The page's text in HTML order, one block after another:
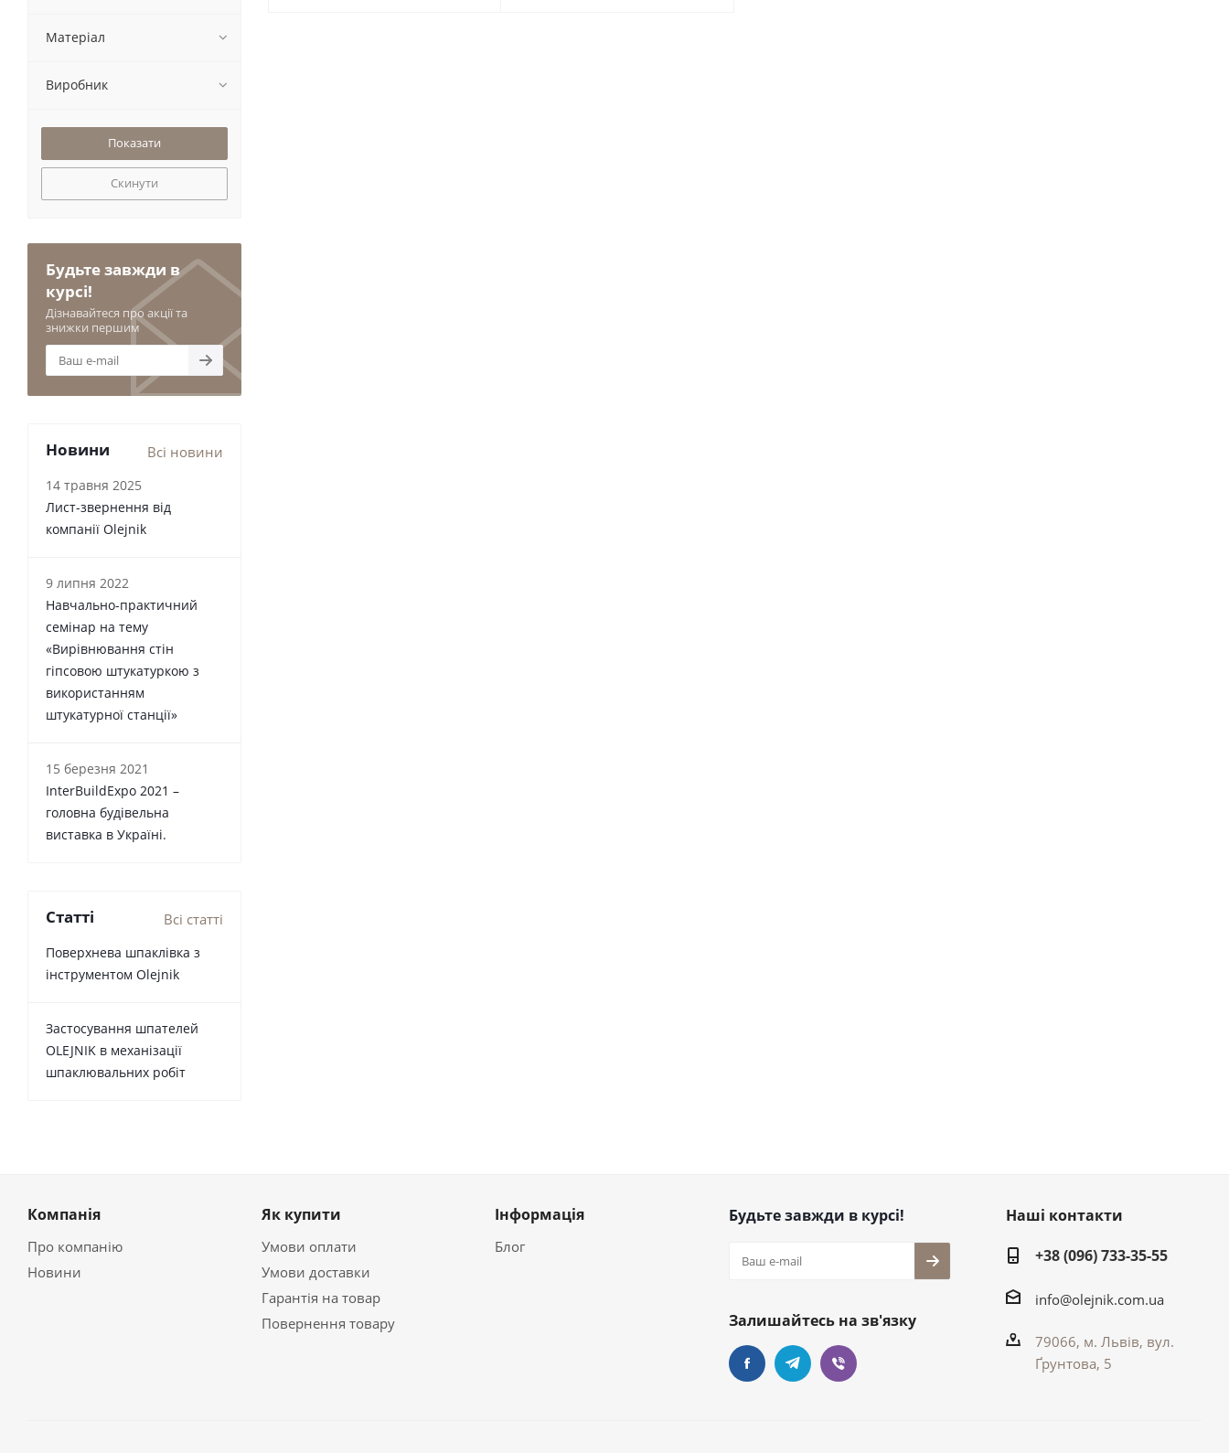
Матеріал
Виробник
Скинути
Будьте завжди в
курсі!
Дізнавайтеся про акції та
знижки першим
Новини Всі новини
14 травня 2025
Лист-звернення від
компанії Olejnik
9 липня 2022
Навчально-практичний
семінар на тему
«Вирівнювання стін
гіпсовою штукатуркою з
використанням
штукатурної станції»
15 березня 2021
InterBuildExpo 2021 –
головна будівельна
виставка в Україні.
Статті Всі статті
Поверхнева шпаклівка з
інструментом Olejnik
Застосування шпателей
OLEJNIK в механізації
шпаклювальних робіт
Компанія
Про компанію
Новини
Як купити
Умови оплати
Умови доставки
Гарантія на товар
Повернення товару
Інформація
Блог
Будьте завжди в курсі!
Залишайтесь на зв'язку
Наші контакти
+38 (096) 733-35-55
info@olejnik.com.ua
79066, м. Львів, вул.
Ґрунтова, 5